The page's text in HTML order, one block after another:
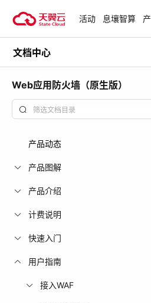
试用，产品折扣等，助您
活动 息壤智算
文档中心
Web应用防火墙（原生版）
产品动态
产品图解
产品介绍
计费说明
快速入门
用户指南
接入WAF